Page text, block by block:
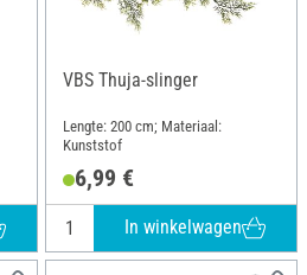
VBS Thuja-slinger
Lengte: 200 cm; Materiaal:
Kunststof
6,99 €
In winkelwagen